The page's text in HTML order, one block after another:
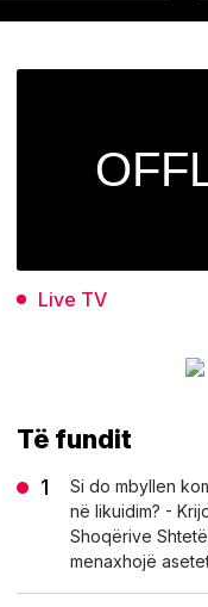
Live TV
Të fundit
Si do mbyllen
në likuidim? -
Shoqërive
menaxhojë